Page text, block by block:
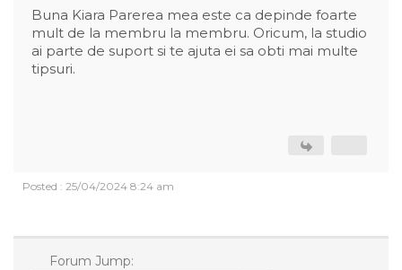
Buna Kiara Parerea mea este ca depinde foarte
mult de la membru la membru. Oricum, la studio
ai parte de suport si te ajuta ei sa obti mai multe
tipsuri.
Posted : 25/04/2024 8:24 am
Forum Jump: